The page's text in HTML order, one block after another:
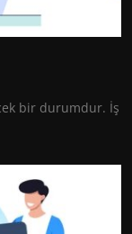
bir durumdur. İş